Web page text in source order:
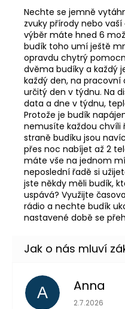
Nechte se jemně
zvuky přírody nebo
výběr máte hned 6
budík toho umí ještě
opravdu chytrý
dvěma budíky a každý
každý den, na pracovní
určitý den v týdnu. Na
data a dne v týdnu,
Protože je budík
nemusíte každou chvíli
straně budíku jsou
přes noc nabíjet až 2
máte vše na jednom
neposlední řadě si
jste někdy měli budík,
uspává? Využijte
rádio a nechte budík
nastavené době se
A Anna
Hodnocení
2.7.2026